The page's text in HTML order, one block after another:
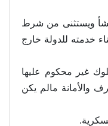
ويستثنى من شرط
خدمته للدولة خارج
غير محكوم عليها
والأمانة مالم يكن